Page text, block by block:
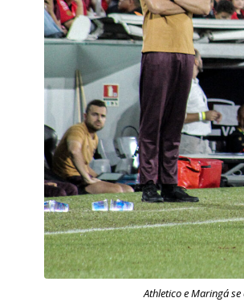
Athletico e Maringá